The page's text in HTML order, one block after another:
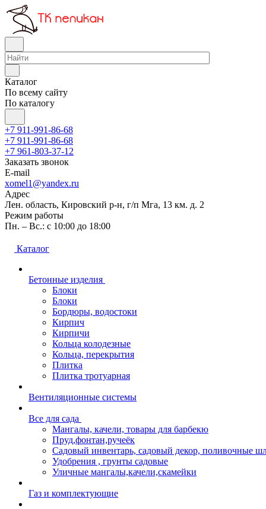
Каталог
По всему сайту
По каталогу
+7 911-991-86-68
+7 911-991-86-68
+7 961-803-37-12
Заказать звонок
E-mail
xomel1@yandex.ru
Адрес
Лен. область, Кировский р-н, г/п Мга, 13 км. д. 2
Режим работы
Пн. – Вс.: с 10:00 до 18:00
Каталог
Бетонные изделия
Блоки
Блоки
Бордюры, водостоки
Кирпич
Кирпичи
Кольца колодезные
Кольца, перекрытия
Плитка
Плитка тротуарная
Вентиляционные системы
Все для сада
Мангалы, качели, товары для барбекю
Пруд,фонтан,ручеёк
Садовый инвентарь, садовый декор, поливочные
Удобрения , грунты садовые
Уличные мангалы,качели,скамейки
Газ и комплектующие